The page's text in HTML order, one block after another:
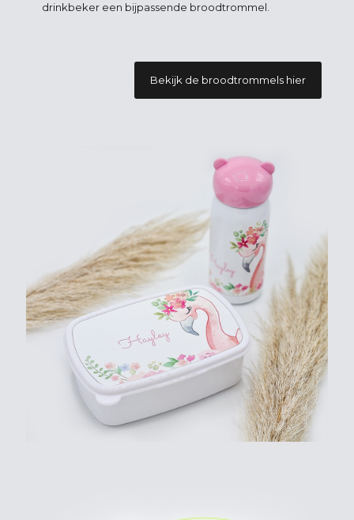
drinkbeker een bijpassende broodtrommel.
Bekijk de broodtrommels hier